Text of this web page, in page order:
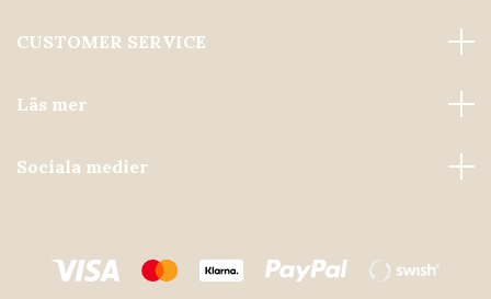
CUSTOMER SERVICE
Läs mer
Sociala medier